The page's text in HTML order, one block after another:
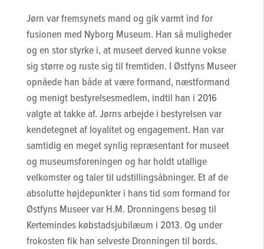
Jørn var fremsynets mand og gik varmt ind for
fusionen med Nyborg Museum. Han så muligheder
og en stor styrke i, at museet derved kunne vokse
sig større og ruste sig til fremtiden. I Østfyns Museer
opnåede han både at være formand, næstformand
og menigt bestyrelsesmedlem, indtil han i 2016
valgte at takke af. Jørns arbejde i bestyrelsen var
kendetegnet af loyalitet og engagement. Han var
samtidig en meget synlig repræsentant for museet
og museumsforeningen og har holdt utallige
velkomster og taler til udstillingsåbninger. Et af de
absolutte højdepunkter i hans tid som formand for
Østfyns Museer var H.M. Dronningens besøg til
Kertemindes købstadsjubilæum i 2013. Og under
frokosten fik han selveste Dronningen til bords.